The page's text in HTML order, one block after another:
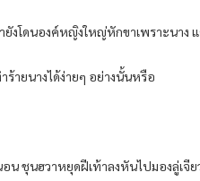
งโดนองค์หญิงใหญ่หักขาเพราะนาง
ายนางได้ง่ายๆ อย่างนั้นหรือ
ชุนฮวาหยุดฝีเท้าลงหันไปมองลู่เ